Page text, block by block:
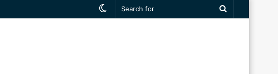
Search
Switch